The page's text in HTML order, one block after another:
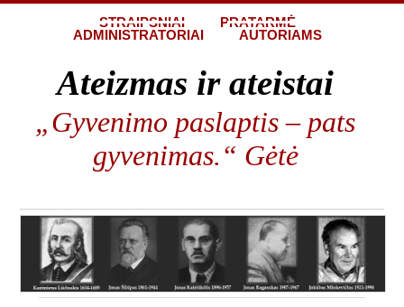
STRAIPSNIAI
PRATARMĖ
ADMINISTRATORIAI
AUTORIAMS
Ateizmas ir ateistai
„Gyvenimo paslaptis – pats
gyvenimas.“ Gėtė